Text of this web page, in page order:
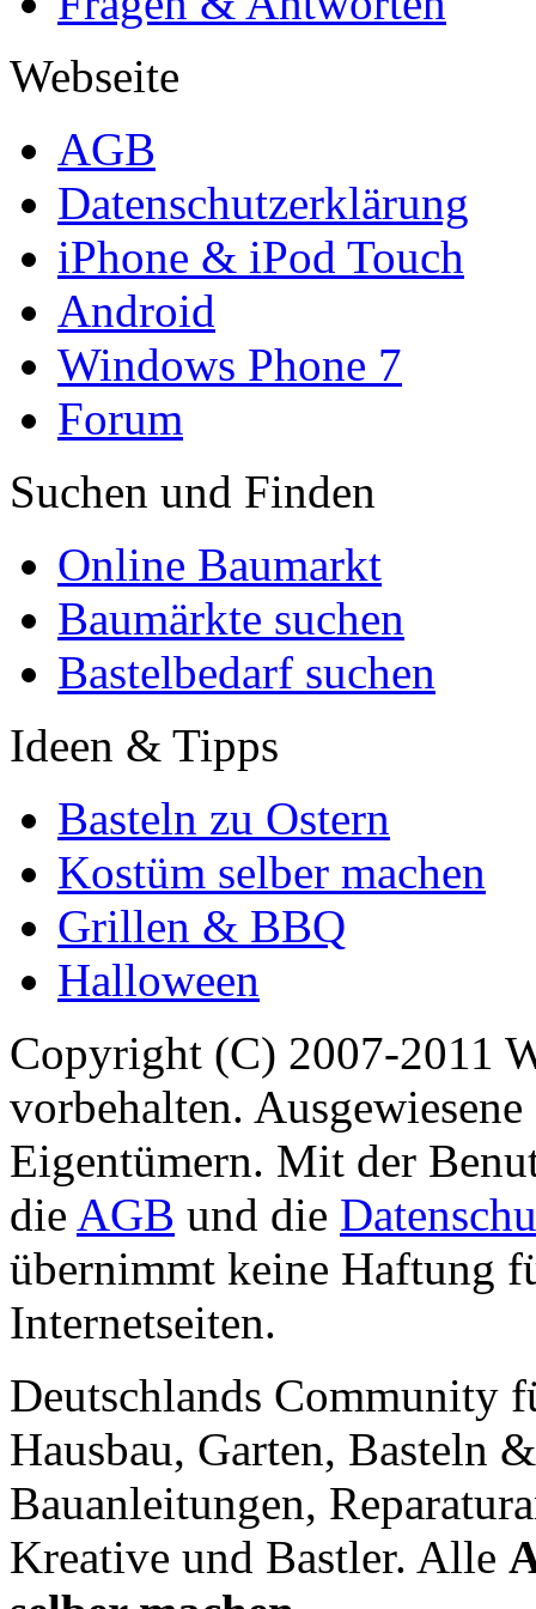
Webseite
AGB
Datenschutzerklärung
iPhone & iPod Touch
Android
Windows Phone 7
Forum
Suchen und Finden
Online Baumarkt
Baumärkte suchen
Bastelbedarf suchen
Ideen & Tipps
Basteln zu Ostern
Kostüm selber machen
Grillen & BBQ
Halloween
Copyright (C) 2007-2011
vorbehalten.
Eigentümern. Mit der
die AGB und die
übernimmt keine Haftung
Internetseiten.
Deutschlands Community
Hausbau, Garten, Basteln
Bauanleitungen,
Kreative und Bastler. Alle